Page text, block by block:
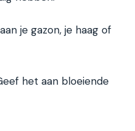
je gazon, je haag of
het aan bloeiende